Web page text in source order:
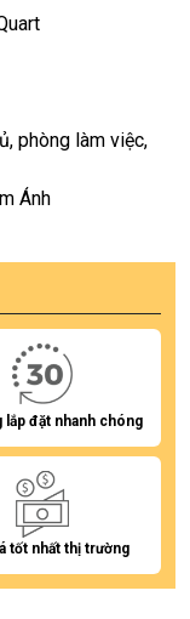
phòng làm việc,
Ánh
lắp đặt nhanh chóng
tốt nhất thị trường